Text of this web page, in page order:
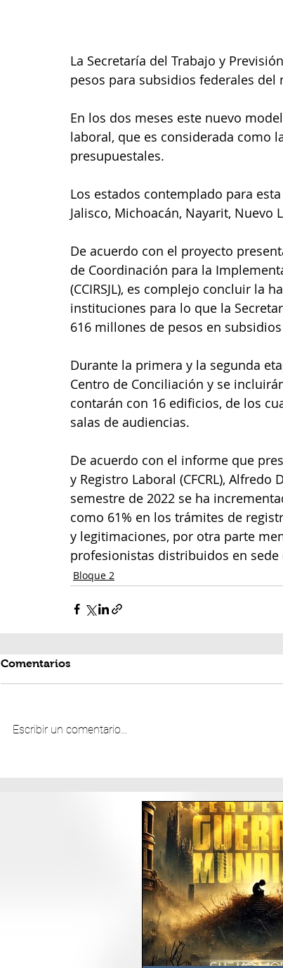
La Secretaría del Trabajo y
pesos para subsidios federales
En los dos meses este nuevo
laboral, que es considerada como
presupuestales.
Los estados contemplado para
Jalisco, Michoacán, Nayarit, Nuevo
De acuerdo con el proyecto
de Coordinación para la
(CCIRSJL), es complejo concluir la
instituciones para lo que la
616 millones de pesos en
Durante la primera y la segunda
Centro de Conciliación y se
contarán con 16 edificios, de los
salas de audiencias.
De acuerdo con el informe que
y Registro Laboral (CFCRL),
semestre de 2022 se ha
como 61% en los trámites de
y legitimaciones, por otra parte
profesionistas distribuidos en
Bloque 2
Comentarios
Escribir un comentario...